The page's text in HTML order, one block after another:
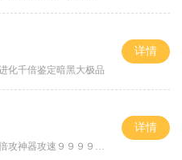
化千倍鉴定暗黑大极品
详情
神器攻速９９９９①挑
详情